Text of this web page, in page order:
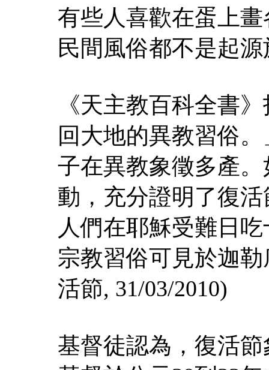
有些人喜歡在蛋上
民間風俗都不是起
《天主教百科全書
回大地的異教習俗
子在異教象徵多產
動，充分證明了復
人們在耶穌受難日
宗教習俗可見於迦
活節, 31/03/2010)
基督徒認為，復活